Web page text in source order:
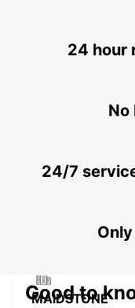
ROMFORD -
DARTFORD
DARTFORD -
MAIDSTONE
24 hour
No
24/7
Good to